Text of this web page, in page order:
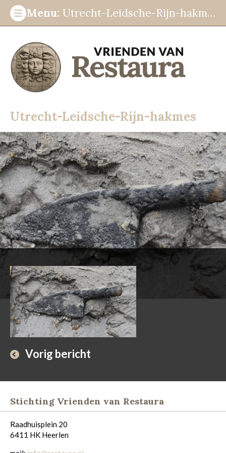
Menu: Utrecht-Leidsche-Rijn-hakmes
Stichting
ANBI informatie
Beleidsplan
Contact
Utrecht-Leidsche-Rijn-hakmes
Vorig bericht
Stichting Vrienden van Restaura
Raadhuisplein 20
6411 HK Heerlen